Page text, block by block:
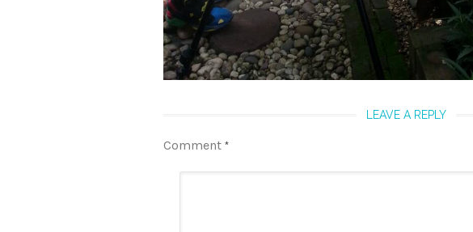
LEAVE A REPLY
Comment *